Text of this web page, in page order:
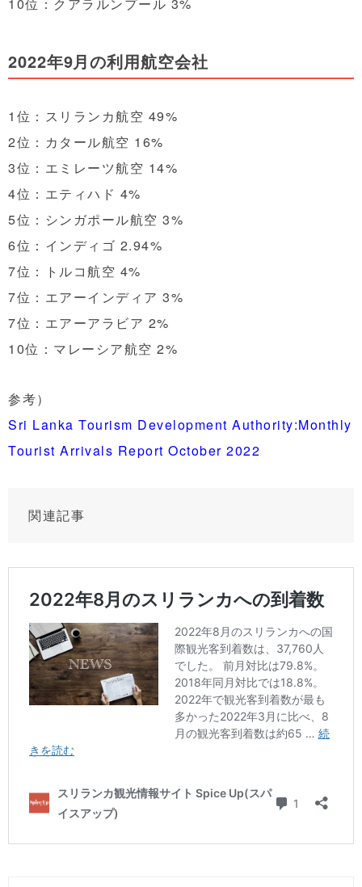
2022年9月の利用航空会社
1位：スリランカ航空 49%
2位：カタール航空 16%
3位：エミレーツ航空 14%
4位：エティハド 4%
5位：シンガポール航空 3%
6位：インディゴ 2.94%
7位：トルコ航空 4%
7位：エアーインディア 3%
7位：エアーアラビア 2%
10位：マレーシア航空 2%
参考）
Sri Lanka Tourism Development Authority:Monthly
Tourist Arrivals Report October 2022
関連記事